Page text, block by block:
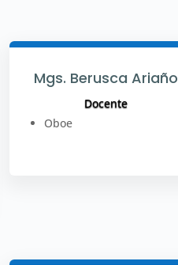
Mgs. Berusca Ariaño
Docente
Oboe